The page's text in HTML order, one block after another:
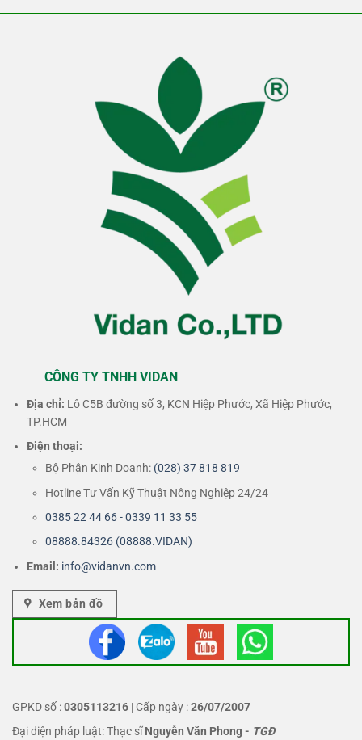
CÔNG TY TNHH VIDAN
Địa chỉ: Lô C5B đường số 3, KCN Hiệp Phước, Xã Hiệp Phước,
TP.HCM
Điện thoại:
Bộ Phận Kinh Doanh: (028) 37 818 819
Hotline Tư Vấn Kỹ Thuật Nông Nghiệp 24/24
0385 22 44 66 - 0339 11 33 55
08888.84326 (08888.VIDAN)
Email: info@vidanvn.com
Xem bản đồ
GPKD số :0305113216 | Cấp ngày :26/07/2007
Đại diện pháp luật: Thạc sĩNguyễn Văn Phong- TGĐ